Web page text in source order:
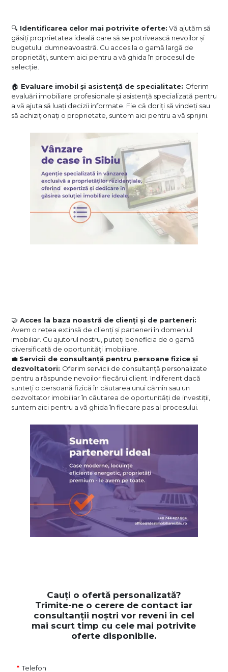
🔍 Identificarea celor mai potrivite oferte: Vă ajutăm să
găsiți proprietatea ideală care să se potrivească nevoilor și
bugetului dumneavoastră. Cu acces la o gamă largă de
proprietăți, suntem aici pentru a vă ghida în procesul de
selecție.
🏠 Evaluare imobil și asistență de specialitate: Oferim
evaluări imobiliare profesionale și asistență specializată pentru
a vă ajuta să luați decizii informate. Fie că doriți să vindeți sau
să achiziționați o proprietate, suntem aici pentru a vă sprijini.
🤝 Acces la baza noastră de clienți și de parteneri:
Avem o rețea extinsă de clienți și parteneri în domeniul
imobiliar. Cu ajutorul nostru, puteți beneficia de o gamă
diversificată de oportunități imobiliare.
💼 Servicii de consultanță pentru persoane fizice și
dezvoltatori: Oferim servicii de consultanță personalizate
pentru a răspunde nevoilor fiecărui client. Indiferent dacă
sunteți o persoană fizică în căutarea unui cămin sau un
dezvoltator imobiliar în căutarea de oportunități de investiții,
suntem aici pentru a vă ghida în fiecare pas al procesului.
Cauți o ofertă personalizată?
Trimite-ne o cerere de contact iar
consultanții noștri vor reveni în cel
mai scurt timp cu cele mai potrivite
oferte disponibile.
Telefon